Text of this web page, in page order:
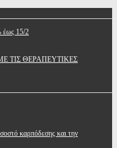
έως 15/2
ΤΙΣ ΘΕΡΑΠΕΥΤΙΚΕΣ
καρπόδεσης και την